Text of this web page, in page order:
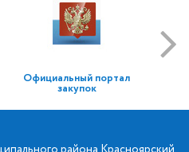
Официальный портал
закупок